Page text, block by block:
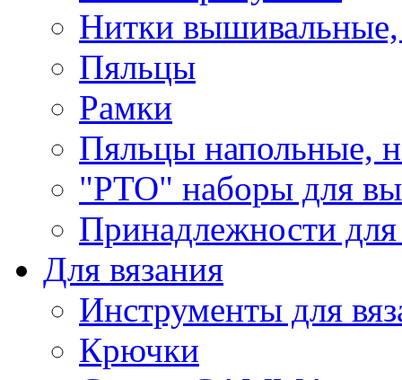
Нитки
Пяльцы
Рамки
Пяльцы напольные,
"РТО" наборы для
Принадлежности
Для вязания
Инструменты для
Крючки